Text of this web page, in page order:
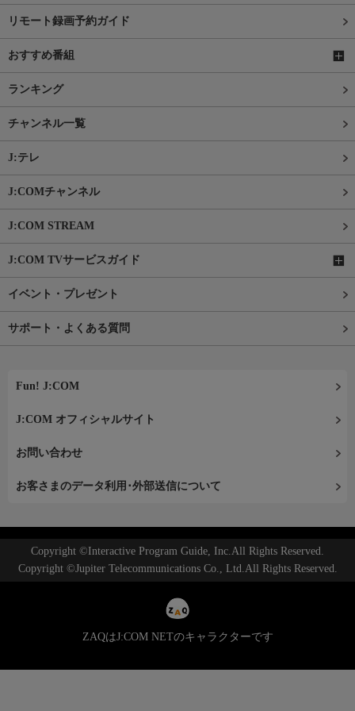
リモート録画予約ガイド
おすすめ番組
ランキング
チャンネル一覧
J:テレ
J:COMチャンネル
J:COM STREAM
J:COM TVサービスガイド
イベント・プレゼント
サポート・よくある質問
Fun! J:COM
J:COM オフィシャルサイト
お問い合わせ
お客さまのデータ利用･外部送信について
Copyright ©Interactive Program Guide, Inc.All Rights Reserved.
Copyright ©Jupiter Telecommunications Co., Ltd.All Rights Reserved.
ZAQはJ:COM NETのキャラクターです